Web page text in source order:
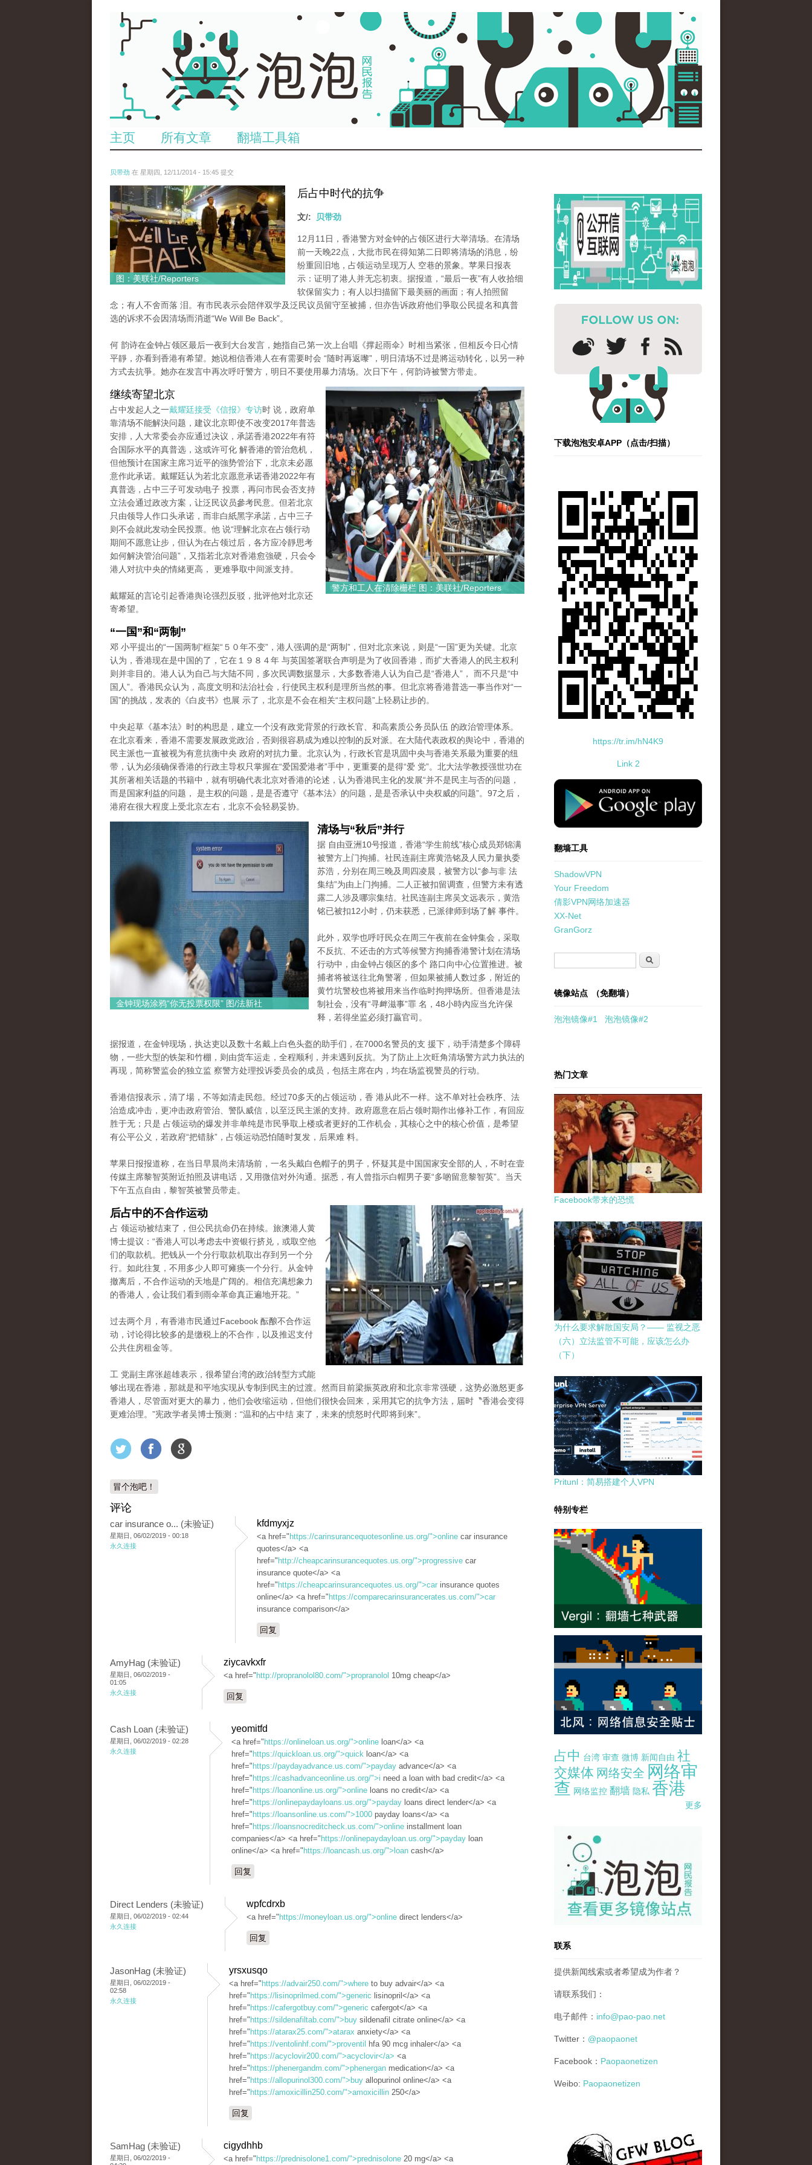
主页 所有文章 翻墙工具箱
贝带劲 在 星期四, 12/11/2014 - 15:45 提交
reporters_18475535.jpg
图：美联社/Reporters
后占中时代的抗争
文/: 贝带劲
12月11日，香港警方对金钟的占领区进行大举清场。在清场
前一天晚22点，大批市民在得知第二日即将清场的消息，纷
纷重回旧地，占领运动呈现万人 空巷的景象。苹果日报表
示：证明了港人并无忘初衷。据报道，“最后一夜”有人收拾细
软保留实力；有人以扫描留下最美丽的画面；有人拍照留
念；有人不舍而落 泪。有市民表示会陪伴双学及泛民议员留守至被捕，但亦告诉政府他们爭取公民提名和真普
选的诉求不会因清场而消逝“We Will Be Back”。
何 韵诗在金钟占领区最后一夜到大台发言，她指自己第一次上台唱《撑起雨伞》时相当紧张，但相反今日心情
平靜，亦看到香港有希望。她说相信香港人在有需要时会 “随时再返嚟”，明日清场不过是將运动转化，以另一种
方式去抗爭。她亦在发言中再次呼吁警方，明日不要使用暴力清场。次日下午，何韵诗被警方带走。
警方和工人在清除栅栏 图：美联社/Reporters
继续寄望北京
占中发起人之一戴耀廷接受《信报》专访时 说，政府单
靠清场不能解決问题，建议北京即使不改变2017年普选
安排，人大常委会亦应通过决议，承諾香港2022年有符
合国际水平的真普选，这或许可化 解香港的管治危机，
但他预计在国家主席习近平的強势管治下，北京未必愿
意作此承诺。戴耀廷认为若北京愿意承诺香港2022年有
真普选，占中三子可发动电子 投票，再问市民会否支持
立法会通过政改方案，让泛民议员參考民意。但若北京
只由领导人作口头承诺，而非白紙黑字承諾，占中三子
则不会就此发动全民投票。他 说“理解北京在占领行动
期间不愿意让步，但认为在占领过后，各方应冷靜思考
如何解決管治问题”，又指若北京对香港愈強硬，只会令
港人对抗中央的情緒更高， 更难爭取中间派支持。
戴耀延的言论引起香港舆论强烈反驳，批评他对北京还
寄希望。
“一国”和“两制”
邓 小平提出的“一国两制”框架“５０年不变”，港人强调的是“两制”，但对北京来说，则是“一国”更为关键。北京
认为，香港现在是中国的了，它在１９８４年 与英国签署联合声明是为了收回香港，而扩大香港人的民主权利
则并非目的。港人认为自己与大陆不同，多次民调数据显示，大多数香港人认为自己是“香港人”， 而不只是“中
国人”。香港民众认为，高度文明和法治社会，行使民主权利是理所当然的事。但北京将香港普选一事当作对“一
国”的挑战，发表的《白皮书》也展 示了，北京是不会在相关“主权问题”上轻易让步的。
中央起草《基本法》时的构思是，建立一个没有政党背景的行政长官、和高素质公务员队伍 的政治管理体系。
在北京看来，香港不需要发展政党政治，否则很容易成为难以控制的反对派。在大陆代表政权的舆论中，香港的
民主派也一直被视为有意抗衡中央 政府的对抗力量。北京认为，行政长官是巩固中央与香港关系最为重要的纽
带，认为必须确保香港的行政主导权只掌握在“爱国爱港者”手中，更重要的是得“爱 党”。北大法学教授强世功在
其所著相关话题的书籍中，就有明确代表北京对香港的论述，认为香港民主化的发展“并不是民主与否的问题，
而是国家利益的问题， 是主权的问题，是是否遵守《基本法》的问题，是是否承认中央权威的问题”。97之后，
港府在很大程度上受北京左右，北京不会轻易妥协。
金钟现场涂鸦“你无投票权限” 图/法新社
清场与“秋后”并行
据 自由亚洲10号报道，香港“学生前线”核心成员郑锦满
被警方上门拘捕。社民连副主席黄浩铭及人民力量执委
苏浩，分别在周三晚及周四凌晨，被警方以“参与非 法
集结”为由上门拘捕。二人正被扣留调查，但警方未有透
露二人涉及哪宗集结。社民连副主席吴文远表示，黄浩
铭已被扣12小时，仍未获悉，已派律师到场了解 事件。
此外，双学也呼吁民众在周三午夜前在金钟集会，采取
不反抗、不还击的方式等候警方拘捕香港警计划在清场
行动中，由金钟占领区的多个 路口向中心位置推进。被
捕者将被送往北角警署，但如果被捕人数过多，附近的
黄竹坑警校也将被用来当作临时拘押场所。但香港是法
制社会，没有“寻衅滋事”罪 名，48小時內应当允许保
释，若得坐监必须打贏官司。
据报道，在金钟现场，执达吏以及数十名戴上白色头盔的助手们，在7000名警员的支 援下，动手清楚多个障碍
物，一些大型的铁架和竹棚，则由货车运走，全程顺利，并未遇到反抗。为了防止上次旺角清场警方武力执法的
再现，简称警监会的独立监 察警方处理投诉委员会的成员，包括主席在内，均在场监视警员的行动。
香港信报表示，清了場，不等如清走民怨。经过70多天的占领运动，香 港从此不一样。这不单对社会秩序、法
治造成冲击，更冲击政府管治、警队威信，以至泛民主派的支持。政府愿意在后占领时期作出修补工作，有回应
胜于无；只是 占领运动的爆发并非单纯是市民爭取上楼或者更好的工作机会，其核心之中的核心价值，是希望
有公平公义，若政府“把错脉”，占领运动恐怕随时复发，后果难 料。
苹果日报报道称，在当日早晨尚未清场前，一名头戴白色帽子的男子，怀疑其是中国国家安全部的人，不时在壹
传媒主席黎智英附近拍照及讲电话，又用微信对外沟通。据悉，有人曾指示白帽男子要“多啲留意黎智英”。当天
下午五点自由，黎智英被警员带走。
后占中的不合作运动
占 领运动被结束了，但公民抗命仍在持续。旅澳港人黄
博士提议：“香港人可以考虑去中资银行挤兑，或取空他
们的取款机。把钱从一个分行取款机取出存到另一个分
行。如此往复，不用多少人即可瘫痪一个分行。从金钟
撤离后，不合作运动的天地是广阔的。相信充满想象力
的香港人，会让我们看到雨伞革命真正遍地开花。”
过去两个月，有香港市民通过Facebook 酝酿不合作运
动，讨论得比较多的是缴税上的不合作 ，以及推迟支付
公共住房租金等。
工 党副主席张超雄表示，很希望台湾的政治转型方式能
够出现在香港，那就是和平地实现从专制到民主的过渡。然而目前梁振英政府和北京非常强硬，这势必激怒更多
香港人，尽管面对更大的暴力，他们会收缩运动，但他们很快会回来，采用其它的抗争方法，届时〝香港会变得
更难治理。”宪政学者吴博士预测：“温和的占中结 束了，未来的愤怒时代即将到来”。
冒个泡吧！
评论
car insurance o... (未验证)
星期日, 06/02/2019 - 00:18
永久连接
kfdmyxjz
<a href=" https://carinsurancequotesonline.us.org/">online car insurance
quotes</a> <a
href=" http://cheapcarinsurancequotes.us.org/">progressive car
insurance quote</a> <a
href=" https://cheapcarinsurancequotes.us.org/">car insurance quotes
online</a> <a href=" https://comparecarinsurancerates.us.com/">car
insurance comparison</a>
回复
AmyHag (未验证)
星期日, 06/02/2019 -
01:05
永久连接
ziycavkxfr
<a href=" http://propranolol80.com/">propranolol 10mg cheap</a>
回复
Cash Loan (未验证)
星期日, 06/02/2019 - 02:28
永久连接
yeomitfd
<a href=" https://onlineloan.us.org/">online loan</a> <a
href=" https://quickloan.us.org/">quick loan</a> <a
href=" https://paydayadvance.us.com/">payday advance</a> <a
href=" https://cashadvanceonline.us.org/">i need a loan with bad credit</a> <a
href=" https://loanonline.us.org/">online loans no credit</a> <a
href=" https://onlinepaydayloans.us.org/">payday loans direct lender</a> <a
href=" https://loansonline.us.com/">1000 payday loans</a> <a
href=" https://loansnocreditcheck.us.com/">online installment loan
companies</a> <a href=" https://onlinepaydayloan.us.org/">payday loan
online</a> <a href=" https://loancash.us.org/">loan cash</a>
回复
Direct Lenders (未验证)
星期日, 06/02/2019 - 02:44
永久连接
wpfcdrxb
<a href=" https://moneyloan.us.org/">online direct lenders</a>
回复
JasonHag (未验证)
星期日, 06/02/2019 -
02:58
永久连接
yrsxusqo
<a href=" https://advair250.com/">where to buy advair</a> <a
href=" https://lisinoprilmed.com/">generic lisinopril</a> <a
href=" https://cafergotbuy.com/">generic cafergot</a> <a
href=" https://sildenafiltab.com/">buy sildenafil citrate online</a> <a
href=" https://atarax25.com/">atarax anxiety</a> <a
href=" https://ventolinhf.com/">proventil
hfa 90 mcg inhaler</a> <a
href=" https://acyclovir200.com/">acyclovir</a> <a
href=" https://phenergandm.com/">phenergan medication</a> <a
href=" https://allopurinol300.com/">buy allopurinol online</a> <a
href=" https://amoxicillin250.com/">amoxicillin 250</a>
回复
SamHag (未验证)
星期日, 06/02/2019 -
cigydhhb
<a href=" https://prednisolone1.com/">prednisolone 20 mg</a> <a
下载泡泡安卓APP（点击/扫描）
https://tr.im/hN4K9
Link 2
standard-icon-googleplay-app-store.png
翻墙工具
ShadowVPN
Your Freedom
倩影VPN网络加速器
XX-Net
GranGorz
搜索
镜像站点 （免翻墙）
泡泡镜像#1 泡泡镜像#2
热门文章
Facebook带来的恐慌
为什么要求解散国安局？—— 监视之恶
（六）立法监管不可能，应该怎么办
（下）
Pritunl：简易搭建个人VPN
特别专栏
占中 台湾 审查 微博 新闻自由 社
交媒体 网络安全 网络审
查 网络监控 翻墙 隐私 香港
更多
pao-pao-banner-mirror-site-120814.jpg
联系
提供新闻线索或者希望成为作者？
请联系我们：
电子邮件： info@pao-pao.net
Twitter： @paopaonet
Facebook： Paopaonetizen
Weibo: Paopaonetizen
gfw_blog_small.jpg